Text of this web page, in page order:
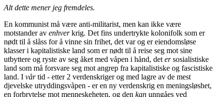
Alt dette mener jeg fremdeles.
En kommunist må være anti-militarist, men kan ikke være
motstander av enhverkrig. Det fins undertrykte kolonifolk som er
nødt til å slåss for å vinne sin frihet, det var og er eiendomsløse
klasser i kapitalistiske land som er nødt til å reise seg mot sine
utbyttere og ryste av seg åket med våpen i hånd, det ersosialistiske
land som må forsvare seg mot angrep fra kapitalistiske og fascistiske
land. I vårtid - etter 2 verdenskriger og med lagre av de mest
djevelske utryddingsvåpen - er en ny verdenskrig en meningsløshet,
en forbrytelse mot menneskeheten, og den kan unngåes ved